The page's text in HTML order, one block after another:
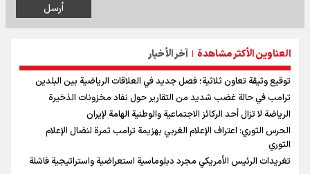
العناوين الأكثر مشاهدة | آخر الأخبار
توقيع وثيقة تعاون ثلاثية؛ فصل جديد في العلاقات الرياضية بين البلدين
ترامب في حالة غضب شديد من التقارير حول نفاد مخزونات الذخيرة
الرياضة لا تزال أحد الركائز الاجتماعية والوطنية الهامة لإيران
الحرس الثوري: اعتراف الإعلام الغربي بهزيمة ترامب ثمرة لنضال الإعلام
الثوري
تغريدات الرئيس الأمريكي مجرد دبلوماسية استعراضية واستراتيجية فاشلة